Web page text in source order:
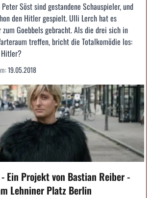
Söst sind gestandene Schauspieler, und
den Hitler gespielt. Ulli Lerch hat es
zum Goebbels gebracht. Als die drei sich in
treffen, bricht die Totalkomödie los:
19.05.2018
Ein Projekt von Bastian Reiber -
Lehniner Platz Berlin